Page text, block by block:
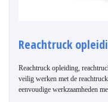
Reachtruck
Reachtruck opleiding,
veilig werken met de
eenvoudige werkzaamheden